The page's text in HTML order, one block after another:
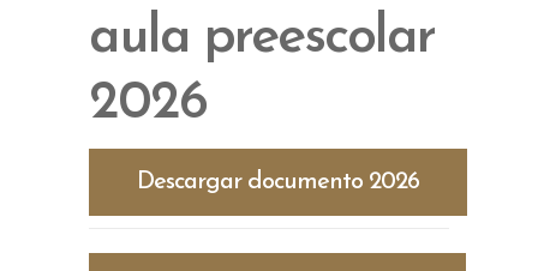
aula preescolar
2026
Descargar documento 2026